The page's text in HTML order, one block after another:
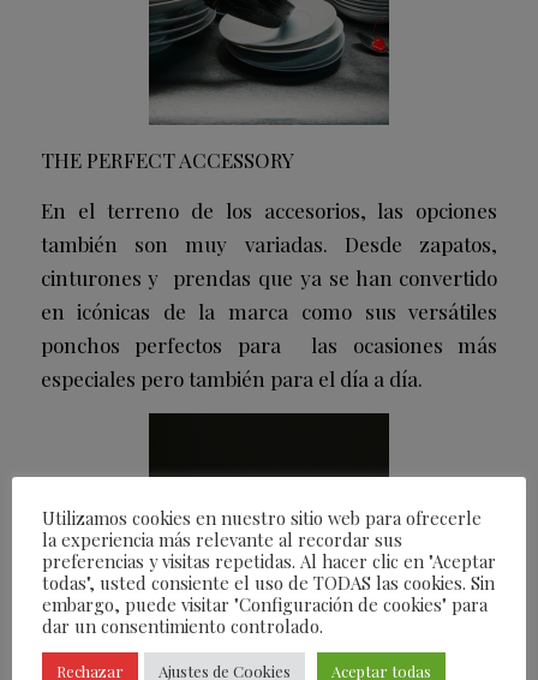
THE PERFECT ACCESSORY
En el terreno de los accesorios, las opciones
también son muy variadas. Desde zapatos,
cinturones y prendas que ya se han convertido
en icónicas de la marca como sus versátiles
ponchos perfectos para las ocasiones más
especiales pero también para el día a día.
Utilizamos cookies en nuestro sitio web para ofrecerle
la experiencia más relevante al recordar sus
preferencias y visitas repetidas. Al hacer clic en "Aceptar
todas", usted consiente el uso de TODAS las cookies. Sin
embargo, puede visitar "Configuración de cookies" para
dar un consentimiento controlado.
Rechazar Ajustes de Cookies Aceptar todas